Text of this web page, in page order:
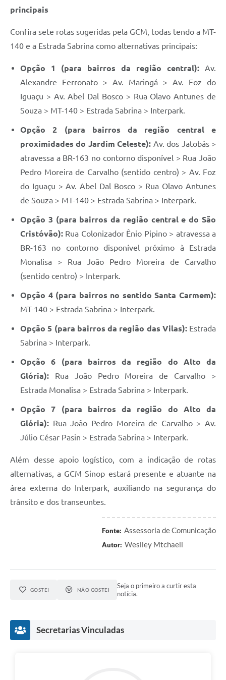
principais
Confira sete rotas sugeridas pela GCM, todas tendo a MT-
140 e a Estrada Sabrina como alternativas principais:
Opção 1 (para bairros da região central): Av.
Alexandre Ferronato > Av. Maringá > Av. Foz do
Iguaçu > Av. Abel Dal Bosco > Rua Olavo Antunes de
Souza > MT-140 > Estrada Sabrina > Interpark.
Opção 2 (para bairros da região central e
proximidades do Jardim Celeste): Av. dos Jatobás >
atravessa a BR-163 no contorno disponível > Rua João
Pedro Moreira de Carvalho (sentido centro) > Av. Foz
do Iguaçu > Av. Abel Dal Bosco > Rua Olavo Antunes
de Souza > MT-140 > Estrada Sabrina > Interpark.
Opção 3 (para bairros da região central e do São
Cristóvão): Rua Colonizador Ênio Pipino > atravessa a
BR-163 no contorno disponível próximo à Estrada
Monalisa > Rua João Pedro Moreira de Carvalho
(sentido centro) > Interpark.
Opção 4 (para bairros no sentido Santa Carmem):
MT-140 > Estrada Sabrina > Interpark.
Opção 5 (para bairros da região das Vilas):Estrada
Sabrina > Interpark.
Opção 6 (para bairros da região do Alto da
Glória): Rua João Pedro Moreira de Carvalho >
Estrada Monalisa > Estrada Sabrina > Interpark.
Opção 7 (para bairros da região do Alto da
Glória): Rua João Pedro Moreira de Carvalho > Av.
Júlio César Pasin > Estrada Sabrina > Interpark.
Além desse apoio logístico, com a indicação de rotas
alternativas, a GCM Sinop estará presente e atuante na
área externa do Interpark, auxiliando na segurança do
trânsito e dos transeuntes.
Fonte: Assessoria de Comunicação
Autor: Weslley Mtchaell
GOSTEI NÃO GOSTEI
Seja o primeiro a curtir esta
notícia.
Secretarias Vinculadas